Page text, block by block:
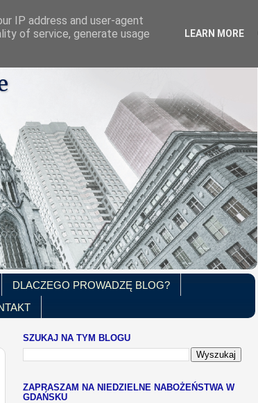
DLACZEGO PROWADZĘ BLOG?
SZUKAJ NA TYM BLOGU
ZAPRASZAM NA NIEDZIELNE NABOŻEŃSTWA W
GDAŃSKU
IP address and user-agent
of service, generate usage
LEARN MORE